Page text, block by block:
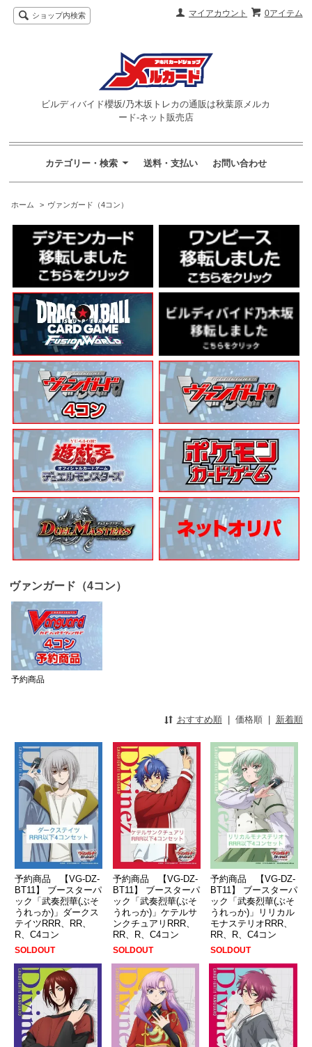
0アイテム
マイアカウント
ショップ内検索
ビルディバイド櫻坂/乃木坂トレカの通販は秋葉原メルカ
ード-ネット販売店
カテゴリー・検索 送料・支払い お問い合わせ
ホーム > ヴァンガード（4コン）
ヴァンガード（4コン）
予約商品
おすすめ順| 価格順| 新着順
予約商品 【VG-DZ-
BT11】 ブースターパ
ック「武奏烈華(ぶそ
うれっか)」ダークス
テイツRRR、RR、
R、C4コン
SOLDOUT
予約商品 【VG-DZ-
BT11】 ブースターパ
ック「武奏烈華(ぶそ
うれっか)」ケテルサ
ンクチュアリRRR、
RR、R、C4コン
SOLDOUT
予約商品 【VG-DZ-
BT11】 ブースターパ
ック「武奏烈華(ぶそ
うれっか)」リリカル
モナステリオRRR、
RR、R、C4コン
SOLDOUT